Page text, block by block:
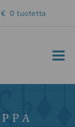
0 tuotetta
MENU